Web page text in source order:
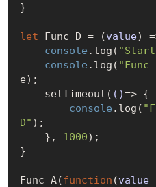
}
let Func_D = (value)
console .log( "Start
console .log(
e);
    setTimeout(
()=> {
console .log(
D" );
    },
1000);
}
Func_A(function (